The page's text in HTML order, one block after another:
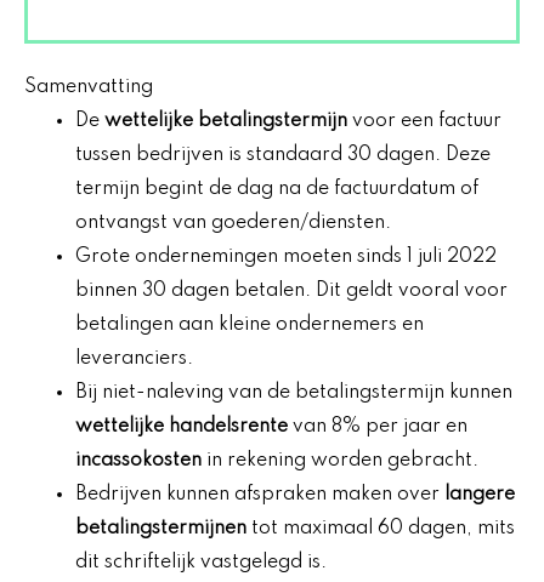
Samenvatting
De wettelijke betalingstermijn voor een factuur
tussen bedrijven is standaard 30 dagen. Deze
termijn begint de dag na de factuurdatum of
ontvangst van goederen/diensten.
Grote ondernemingen moeten sinds 1 juli 2022
binnen 30 dagen betalen. Dit geldt vooral voor
betalingen aan kleine ondernemers en
leveranciers.
Bij niet-naleving van de betalingstermijn kunnen
wettelijke handelsrente van 8% per jaar en
incassokosten in rekening worden gebracht.
Bedrijven kunnen afspraken maken over langere
betalingstermijnen tot maximaal 60 dagen, mits
dit schriftelijk vastgelegd is.